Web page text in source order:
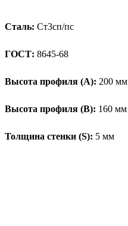
Сталь: Ст3сп/пс
ГОСТ: 8645-68
Высота профиля (А): 200 мм
Высота профиля (B): 160 мм
Толщина стенки (S): 5 мм